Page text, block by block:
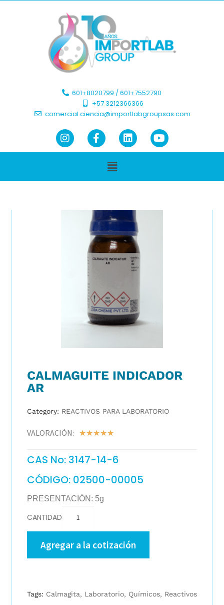
601+8020799 / 601+7552790 ​
+57 3212366366​
comercial.ciencia@importlabgroupsas.com
CALMAGUITE INDICADOR
AR
Category: REACTIVOS PARA LABORATORIO
VALORACIÓN: ☆☆☆☆☆
CAS No: 3147-14-6
CÓDIGO: 02500-00005
PRESENTACIÓN: 5g
CANTIDAD
Agregar a la cotización
Tags: Calmagita, Laboratorio, Químicos, Reactivos